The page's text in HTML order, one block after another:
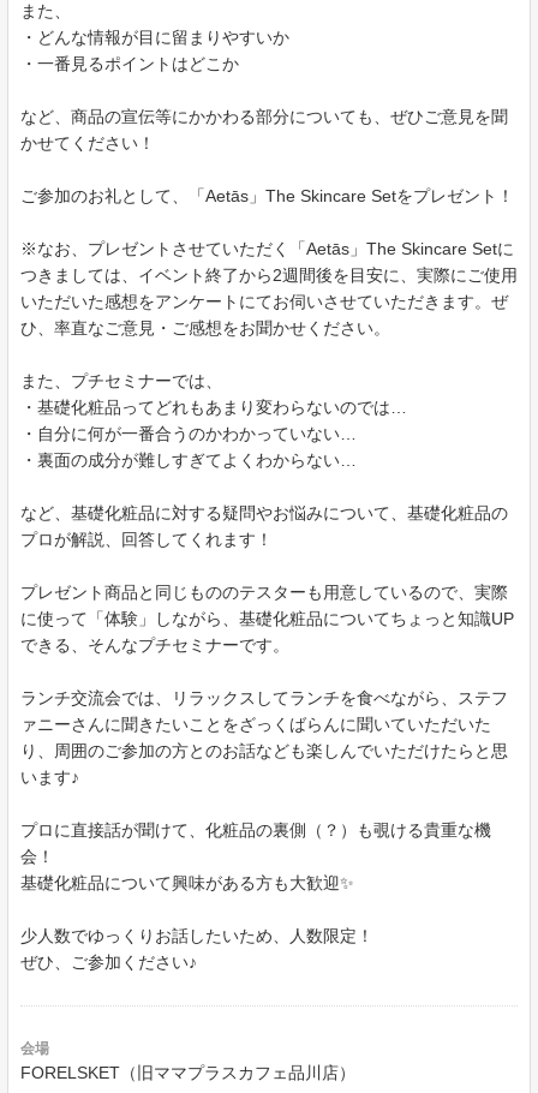
また、
・どんな情報が目に留まりやすいか
・一番見るポイントはどこか
など、商品の宣伝等にかかわる部分についても、ぜひご意見を聞
かせてください！
ご参加のお礼として、「Aetās」The Skincare Setをプレゼント！
※なお、プレゼントさせていただく「Aetās」The Skincare Setに
つきましては、イベント終了から2週間後を目安に、実際にご使用
いただいた感想をアンケートにてお伺いさせていただきます。ぜ
ひ、率直なご意見・ご感想をお聞かせください。
また、プチセミナーでは、
・基礎化粧品ってどれもあまり変わらないのでは…
・自分に何が一番合うのかわかっていない…
・裏面の成分が難しすぎてよくわからない…
など、基礎化粧品に対する疑問やお悩みについて、基礎化粧品の
プロが解説、回答してくれます！
プレゼント商品と同じもののテスターも用意しているので、実際
に使って「体験」しながら、基礎化粧品についてちょっと知識UP
できる、そんなプチセミナーです。
ランチ交流会では、リラックスしてランチを食べながら、ステフ
ァニーさんに聞きたいことをざっくばらんに聞いていただいた
り、周囲のご参加の方とのお話なども楽しんでいただけたらと思
います♪
プロに直接話が聞けて、化粧品の裏側（？）も覗ける貴重な機
会！
基礎化粧品について興味がある方も大歓迎✨
少人数でゆっくりお話したいため、人数限定！
ぜひ、ご参加ください♪
会場
FORELSKET（旧ママプラスカフェ品川店）